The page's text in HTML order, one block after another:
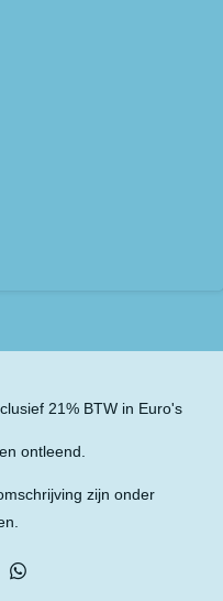
21% BTW in Euro's
ontleend.
zijn onder
D